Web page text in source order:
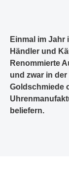
Einmal im
Händler und
Renommierte
und zwar in der
Goldschmiede
beliefern.